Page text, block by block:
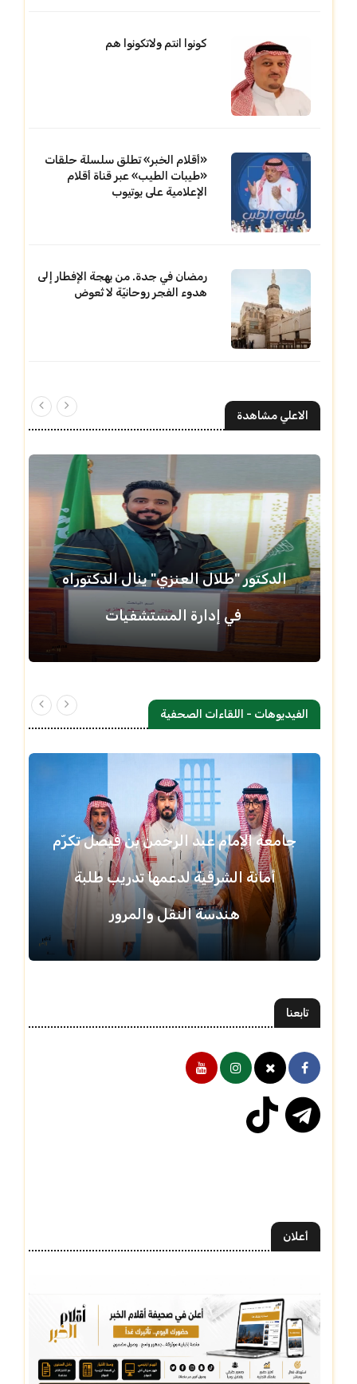
كونوا انتم ولاتكونوا هم
«أقلام الخبر» تطلق سلسلة حلقات
«طيبات الطيب» عبر قناة أقلام
الإعلامية على يوتيوب
رمضان في جدة. من بهجة الإفطار إلى
هدوء الفجر روحانيّة لا تُعوض
الاعلي مشاهدة
الدكتور "طلال العنزي" ينال الدكتوراه
في إدارة المستشفيات
الفيديوهات - اللقاءات الصحفية
جامعة الإمام عبد الرحمن بن فيصل تكرّم
أمانة الشرقية لدعمها تدريب طلبة
هندسة النقل والمرور
تابعنا
أعلان